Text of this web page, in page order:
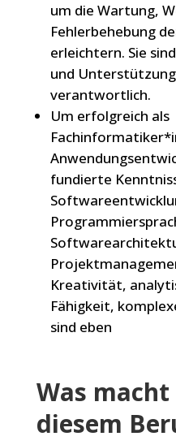
um die Wartung,
Fehlerbehebung
erleichtern. Sie
und
verantwortlich.
Um erfolgreich als
fundierte
Kreativität,
Fähigkeit,
sind eben
Was
diesem